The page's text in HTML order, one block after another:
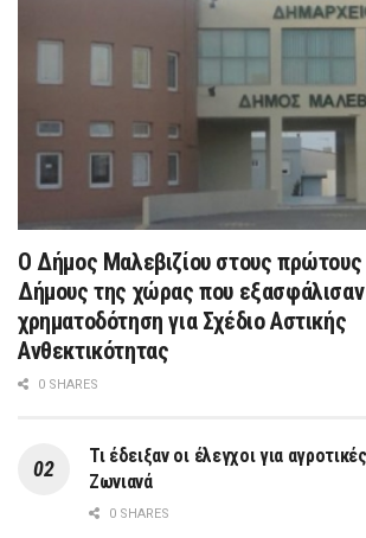
Ο Δήμος Μαλεβιζίου στους πρώτους
Δήμους της χώρας που εξασφάλισαν
χρηματοδότηση για Σχέδιο Αστικής
Ανθεκτικότητας
0 SHARES
Τι έδειξαν οι έλεγχοι για
Ζωνιανά
0 SHARES